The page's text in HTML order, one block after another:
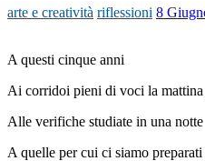
arte e creatività riflessioni 8
A questi cinque anni
Ai corridoi pieni di voci la mattina
Alle verifiche studiate in una notte
A quelle per cui ci siamo preparati